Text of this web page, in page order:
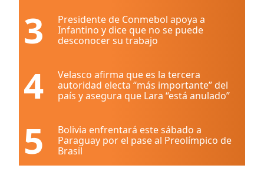
3
Presidente de Conmebol apoya a
Infantino y dice que no se puede
desconocer su trabajo
4
Velasco afirma que es la tercera
autoridad electa “más importante” del
país y asegura que Lara “está anulado”
5
Bolivia enfrentará este sábado a
Paraguay por el pase al Preolímpico de
Brasil